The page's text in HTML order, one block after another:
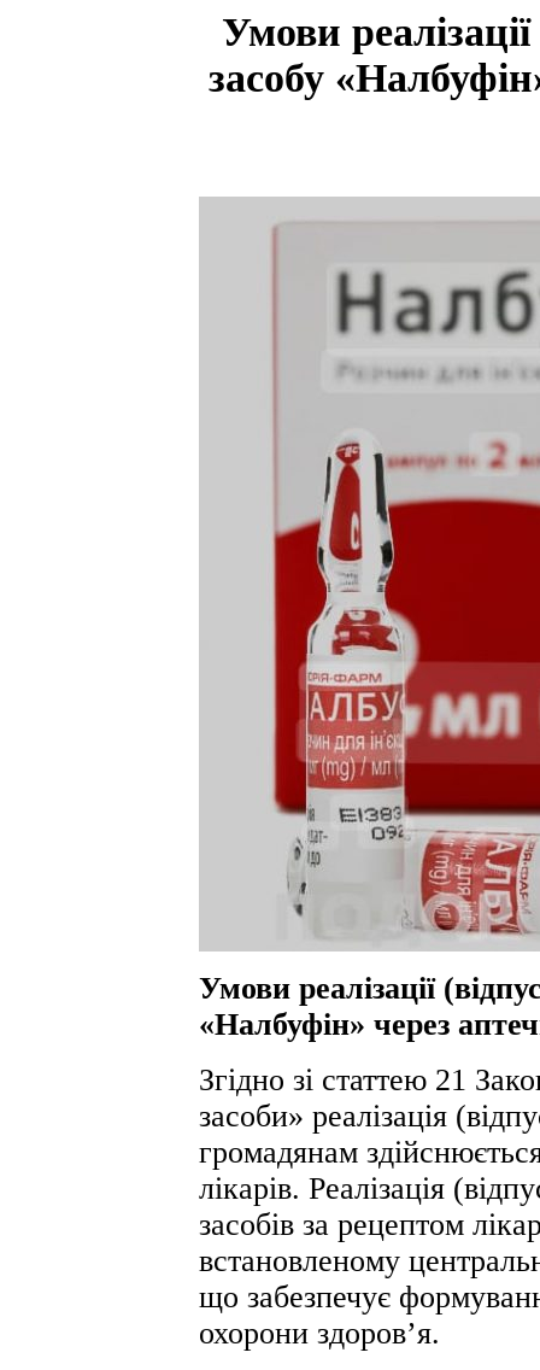
Умови
засобу
Умови реалізації
«Налбуфін» через
Згідно зі статтею 21
засоби» реалізація
громадянам
лікарів. Реалізація
засобів за рецептом
встановленому
що забезпечує
охорони здоров’я.